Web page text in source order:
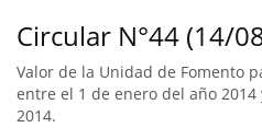
Circular N°44 (14/
Valor de la Unidad de Fomento
entre el 1 de enero del año
2014.